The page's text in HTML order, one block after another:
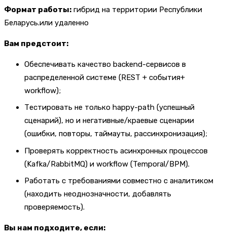
Формат работы: гибрид на территории Республики
Беларусь.или удаленно
Вам предстоит:
Обеспечивать качество backend-сервисов в
распределенной системе (REST + события+
workflow);
Тестировать не только happy-path (успешный
сценарий), но и негативные/краевые сценарии
(ошибки, повторы, таймауты, рассинхронизация);
Проверять корректность асинхронных процессов
(Kafka/RabbitMQ) и workflow (Temporal/BPM).
Работать с требованиями совместно с аналитиком
(находить неоднозначности, добавлять
проверяемость).
Вы нам подходите, если: